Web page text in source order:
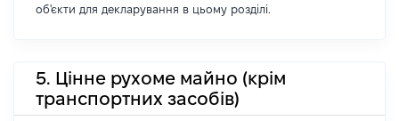
об'єкти для декларування в цьому розділі.
5. Цінне рухоме майно (крім
транспортних засобів)